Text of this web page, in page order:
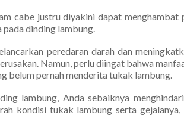
cabe justru diyakini dapat menghambat
dinding lambung.
peredaran darah dan
Namun, perlu diingat bahwa
belum pernah menderita tukak lambung.
lambung, Anda sebaiknya
kondisi tukak lambung serta